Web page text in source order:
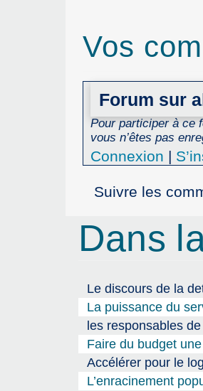
Vos
Forum sur
Pour participer à ce
vous n’êtes pas
Connexion |
Suivre les
Dans
Le discours de la
La puissance du
les responsables
Faire du budget
Accélérer pour le
L’enracinement